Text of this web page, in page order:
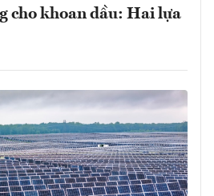
cho khoan dầu: Hai lựa